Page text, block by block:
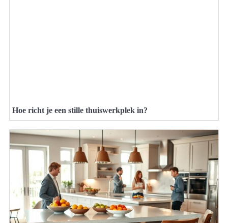
Hoe richt je een stille thuiswerkplek in?